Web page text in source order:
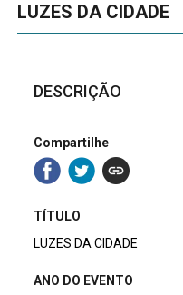
LUZES DA CIDADE
DESCRIÇÃO
Compartilhe
TÍTULO
LUZES DA CIDADE
ANO DO EVENTO